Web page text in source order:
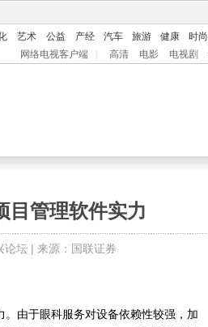
艺术 公益 产经 汽车 旅游 健康 时尚
网络电视客户端 高清 电影 电视剧
目管理软件实力
论坛| 来源：国联证券
由于眼科服务对设备依赖性较强，加